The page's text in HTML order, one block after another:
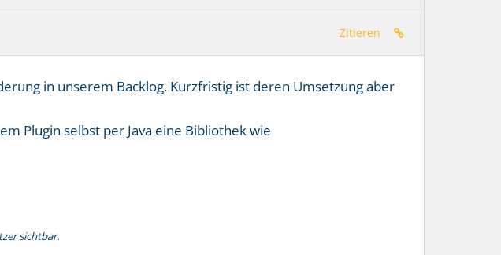
Zitieren
in unserem Backlog. Kurzfristig ist deren Umsetzung aber
Plugin selbst per Java eine Bibliothek wie
sichtbar.